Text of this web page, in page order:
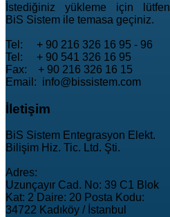
İstediğiniz yükleme için lütfen
BiS Sistem ile temasa geçiniz.
Tel: + 90 216 326 16 95 - 96
Tel: + 90 541 326 16 95
Fax: + 90 216 326 16 15
Email: info@bissistem.com
İletişim
BiS Sistem Entegrasyon Elekt.
Bilişim Hiz. Tic. Ltd. Şti.
Adres:
Uzunçayır Cad. No: 39 C1 Blok
Kat: 2 Daire: 20 Posta Kodu:
34722 Kadıköy / İstanbul